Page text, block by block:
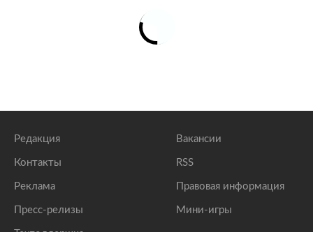
Редакция
Контакты
Реклама
Пресс-релизы
Вакансии
RSS
Правовая информация
Мини-игры